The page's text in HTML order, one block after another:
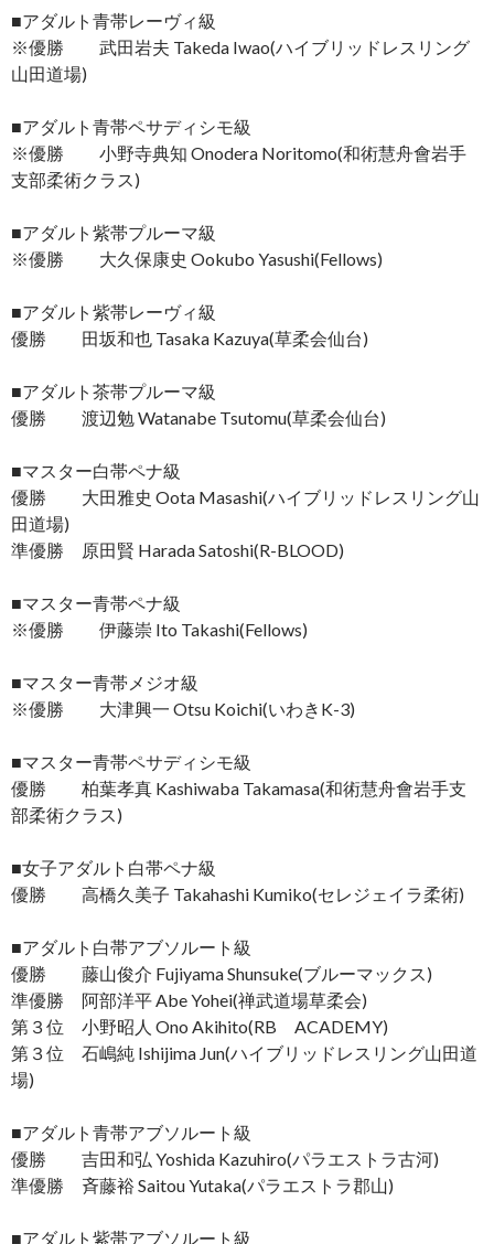
■アダルト青帯レーヴィ級
※優勝 武田岩夫 Takeda Iwao(ハイブリッドレスリング
山田道場)
■アダルト青帯ペサディシモ級
※優勝 小野寺典知 Onodera Noritomo(和術慧舟會岩手
支部柔術クラス)
■アダルト紫帯プルーマ級
※優勝 大久保康史 Ookubo Yasushi(Fellows)
■アダルト紫帯レーヴィ級
優勝 田坂和也 Tasaka Kazuya(草柔会仙台)
■アダルト茶帯プルーマ級
優勝 渡辺勉 Watanabe Tsutomu(草柔会仙台)
■マスター白帯ペナ級
優勝 大田雅史 Oota Masashi(ハイブリッドレスリング山
田道場)
準優勝 原田賢 Harada Satoshi(R-BLOOD)
■マスター青帯ペナ級
※優勝 伊藤崇 Ito Takashi(Fellows)
■マスター青帯メジオ級
※優勝 大津興一 Otsu Koichi(いわきK-3)
■マスター青帯ペサディシモ級
優勝 柏葉孝真 Kashiwaba Takamasa(和術慧舟會岩手支
部柔術クラス)
■女子アダルト白帯ペナ級
優勝 高橋久美子 Takahashi Kumiko(セレジェイラ柔術)
■アダルト白帯アブソルート級
優勝 藤山俊介 Fujiyama Shunsuke(ブルーマックス)
準優勝 阿部洋平 Abe Yohei(禅武道場草柔会)
第３位 小野昭人 Ono Akihito(RB ACADEMY)
第３位 石嶋純 Ishijima Jun(ハイブリッドレスリング山田道
場)
■アダルト青帯アブソルート級
優勝 吉田和弘 Yoshida Kazuhiro(パラエストラ古河)
準優勝 斉藤裕 Saitou Yutaka(パラエストラ郡山)
■アダルト紫帯アブソルート級